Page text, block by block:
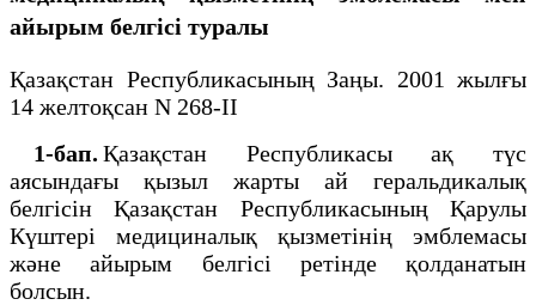
айырым белгісі туралы
Қазақстан Республикасының Заңы. 2001 жылғы
14 желтоқсан N 268-ІІ
1-бап. Қазақстан Республикасы ақ түс
аясындағы қызыл жарты ай геральдикалық
белгісін Қазақстан Республикасының Қарулы
Күштері медициналық қызметінің эмблемасы
және айырым белгісі ретінде қолданатын
болсын.